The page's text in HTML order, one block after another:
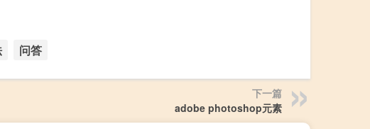
问答
下一篇
adobe photoshop元素